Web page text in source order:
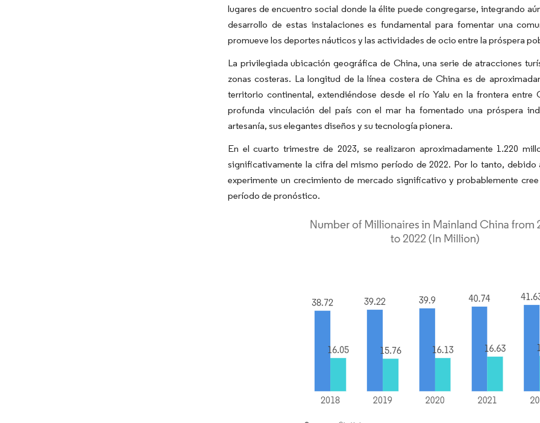
lugares de encuentro social donde la élite puede congregarse, integrando
desarrollo de estas instalaciones es fundamental para fomentar una
promueve los deportes náuticos y las actividades de ocio entre la próspera
La privilegiada ubicación geográfica de China, una serie de atracciones
zonas costeras. La longitud de la línea costera de China es de
territorio continental, extendiéndose desde el río Yalu en la frontera
profunda vinculación del país con el mar ha fomentado una próspera
artesanía, sus elegantes diseños y su tecnología pionera.
En el cuarto trimestre de 2023, se realizaron aproximadamente 1.220
significativamente la cifra del mismo período de 2022. Por lo tanto,
experimente un crecimiento de mercado significativo y probablemente
período de pronóstico.